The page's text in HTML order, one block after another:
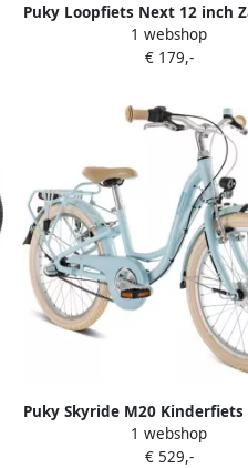
Puky Loopfiets Next 12 inch
Voor kinderen vanaf twee
Award winner of the year
1 webshop
€ 179,-
Puky Skyride M20 Kinderfiets
versnellingen Retro
1 webshop
€ 529,-